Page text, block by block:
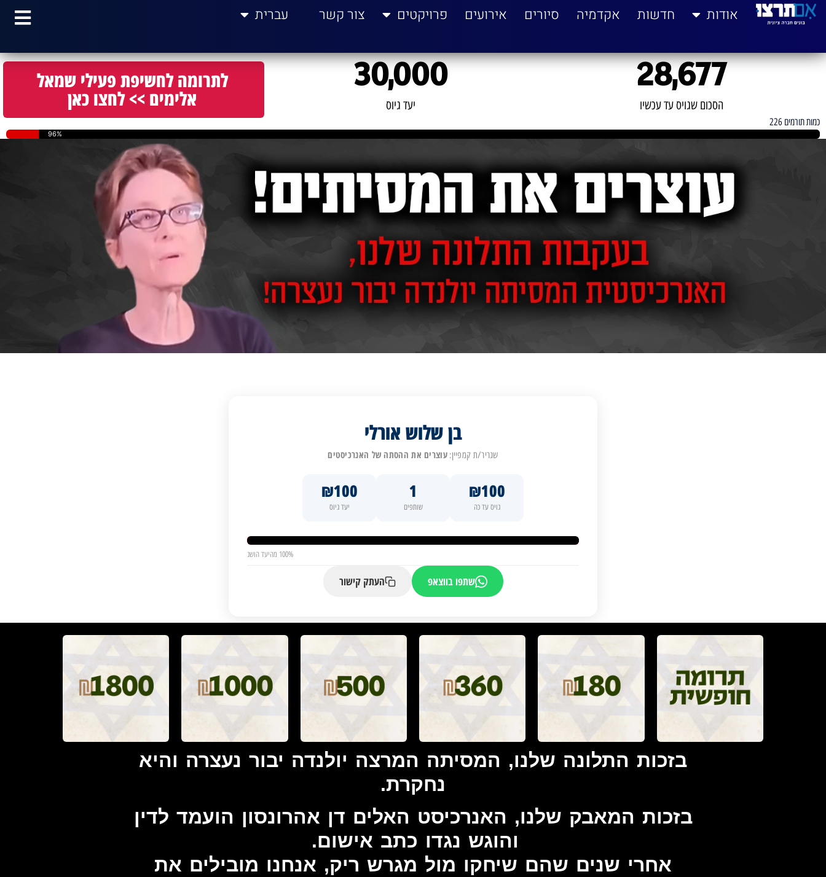
לתוכן אודות חדשות אקדמיה סיורים אירועים פרויקטים צור קשר עברית
הסכום שגויס עד עכשיו
28,677
יעד גיוס
30,000 לתרומה לחשיפת פעילי שמאל
אלימים >> לחצו כאן
כמות תורמים 226
96%
בן שלוש אורלי
שגריר/ת קמפיין:עוצרים את ההסתה של האנרכיסטים
₪100
גויס עד כה
1
שותפים
₪100
יעד גיוס
100% מהיעד הושג
שתפו בווצאפ העתק קישור
בזכות התלונה שלנו, המסיתה המרצה יולנדה יבור נעצרה והיא
נחקרת.
בזכות המאבק שלנו, האנרכיסט האלים דן אהרונסון הועמד לדין
והוגש נגדו כתב אישום.
אחרי שנים שהם שיחקו מול מגרש ריק, אנחנו מובילים את